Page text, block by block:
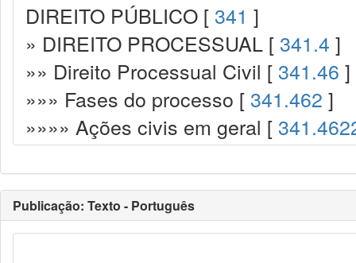
DIREITO PÚBLICO [ 341 ]
» DIREITO PROCESSUAL [ 341.4 ]
»» Direito Processual Civil [ 341.46 ]
»»» Fases do processo [ 341.462 ]
»»»» Ações civis em geral [
Publicação: Texto - Português